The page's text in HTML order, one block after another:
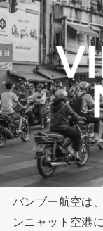
バンブー航空は
ンニャット空港